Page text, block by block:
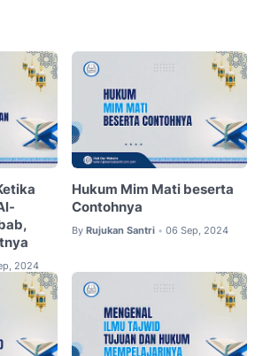
2024
Hukum Mim Mati beserta
Contohnya
By Rujukan Santri • 06 Sep, 2024